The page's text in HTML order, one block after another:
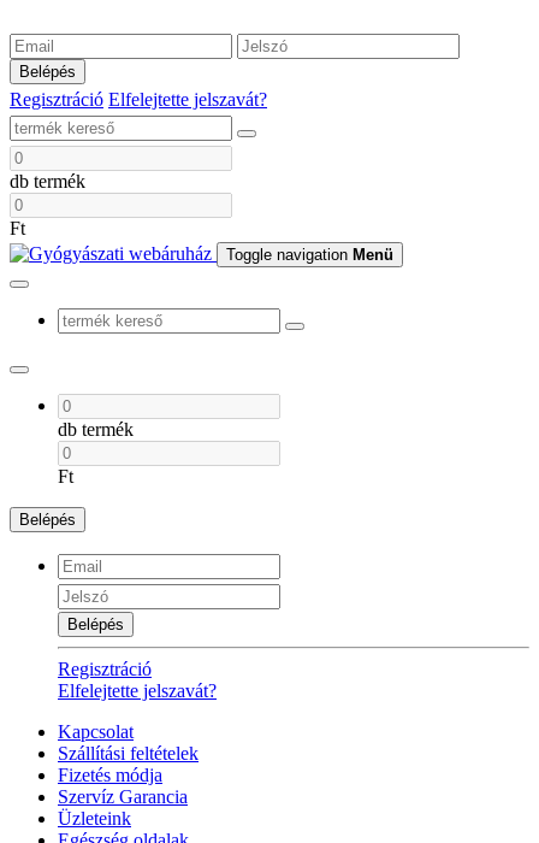
Belépés
Regisztráció Elfelejtette jelszavát?
db termék
Ft
Toggle navigation Menü
db termék
Ft
Belépés
Belépés
Regisztráció
Elfelejtette jelszavát?
Kapcsolat
Szállítási feltételek
Fizetés módja
Szervíz Garancia
Üzleteink